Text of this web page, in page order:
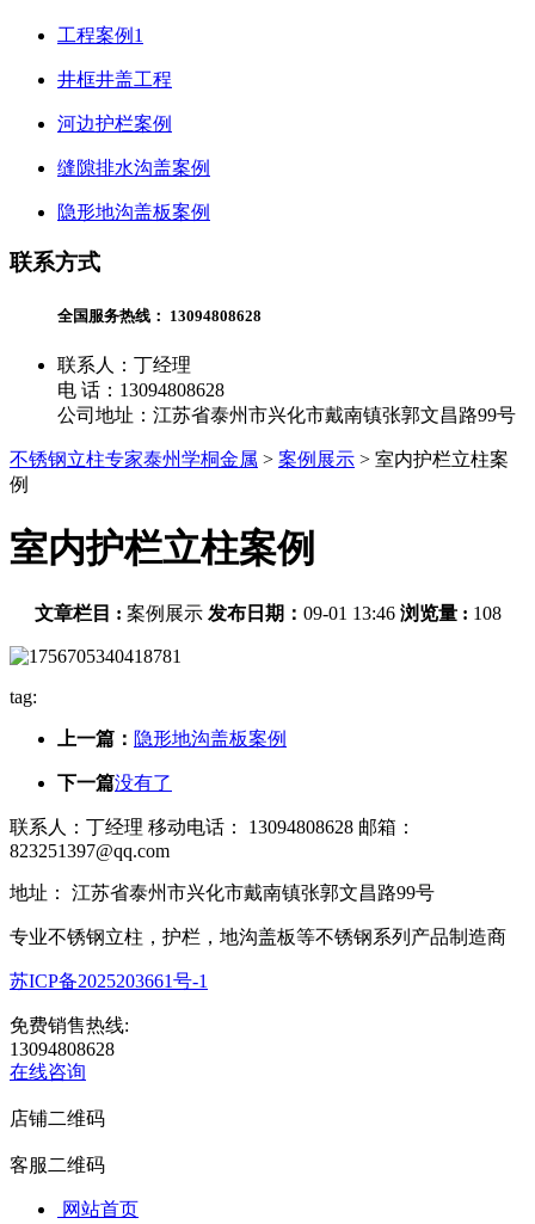
工程案例1
井框井盖工程
河边护栏案例
缝隙排水沟盖案例
隐形地沟盖板案例
联系方式
全国服务热线： 13094808628
联系人：丁经理
电 话：13094808628
公司地址：江苏省泰州市兴化市戴南镇张郭文昌路99号
不锈钢立柱专家泰州学桐金属 > 案例展示 > 室内护栏立柱案
例
室内护栏立柱案例
文章栏目 : 案例展示 发布日期： 09-01 13:46 浏览量 : 108
tag:
上一篇： 隐形地沟盖板案例
下一篇没有了
联系人：丁经理 移动电话： 13094808628 邮箱：
823251397@qq.com
地址： 江苏省泰州市兴化市戴南镇张郭文昌路99号
专业不锈钢立柱，护栏，地沟盖板等不锈钢系列产品制造商
苏ICP备2025203661号-1
免费销售热线:
13094808628
在线咨询
店铺二维码
客服二维码
网站首页